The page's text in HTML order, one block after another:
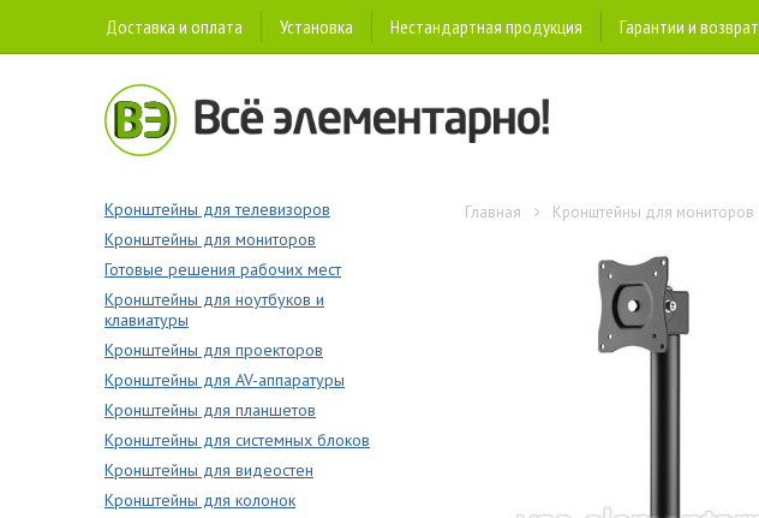
Доставка и оплата Установка Нестандартная продукция Гарантии и возврат
Кронштейны для телевизоров
Кронштейны для мониторов
Готовые решения рабочих мест
Кронштейны для ноутбуков и
клавиатуры
Кронштейны для проекторов
Кронштейны для AV-аппаратуры
Кронштейны для планшетов
Кронштейны для системных блоков
Кронштейны для видеостен
Кронштейны для колонок
Главная Кронштейны для мониторов